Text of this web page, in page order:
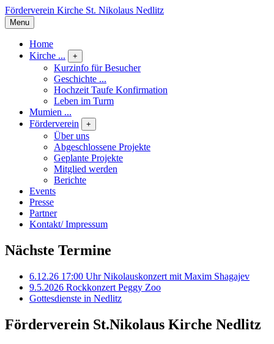
Förderverein Kirche St. Nikolaus Nedlitz
Menu
Home
Kirche ...
+
Kurzinfo für Besucher
Geschichte ...
Hochzeit Taufe Konfirmation
Leben im Turm
Mumien ...
Förderverein
+
Über uns
Abgeschlossene Projekte
Geplante Projekte
Mitglied werden
Berichte
Events
Presse
Partner
Kontakt/ Impressum
Nächste Termine
6.12.26 17:00 Uhr Nikolauskonzert mit Maxim Shagajev
9.5.2026 Rockkonzert Peggy Zoo
Gottesdienste in Nedlitz
Förderverein St.Nikolaus Kirche Nedlitz